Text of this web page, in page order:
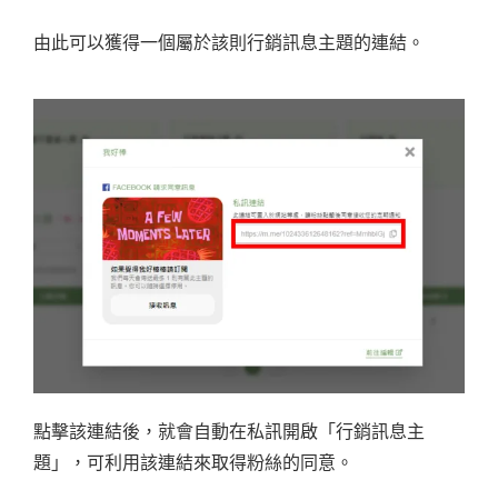
由此可以獲得一個屬於該則行銷訊息主題的連結。
點擊該連結後，就會自動在私訊開啟「行銷訊息主
題」，可利用該連結來取得粉絲的同意。